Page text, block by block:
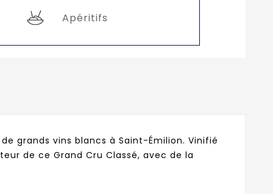
Apéritifs
grands vins blancs à Saint-Émilion. Vinifié
de ce Grand Cru Classé, avec de la